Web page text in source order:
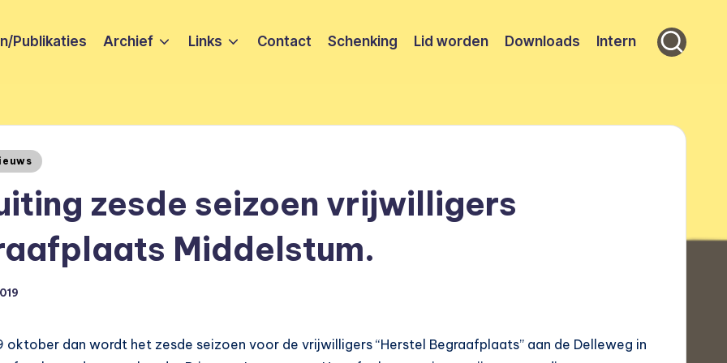
Publikaties Archief Links Contact Schenking Lid worden Downloads Intern
zesde seizoen vrijwilligers
Middelstum.
oktober dan wordt het zesde seizoen voor de vrijwilligers “Herstel Begraafplaats” aan de Delleweg in